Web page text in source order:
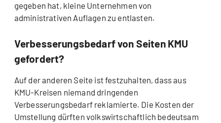
gegeben hat, kleine Unternehmen von
administrativen Auflagen zu entlasten.
Verbesserungsbedarf von Seiten KMU
gefordert?
Auf der anderen Seite ist festzuhalten, dass aus
KMU-Kreisen niemand dringenden
Verbesserungsbedarf reklamierte. Die Kosten der
Umstellung dürften volkswirtschaftlich bedeutsam